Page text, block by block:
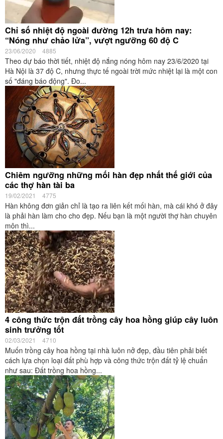
Chỉ số nhiệt độ ngoài đường 12h trưa hôm nay:
“Nóng như chảo lửa”, vượt ngưỡng 60 độ C
23/06/2020 4885
Theo dự báo thời tiết, nhiệt độ nắng nóng hôm nay 23/6/2020 tại
Hà Nội là 37 độ C, nhưng thực tế ngoài trời mức nhiệt lại là một con
số "đáng báo động". Đo...
Chiêm ngưỡng những mối hàn đẹp nhất thế giới của
các thợ hàn tài ba
19/02/2021 4775
Hàn không đơn giản chỉ là tạo ra liên kết mối hàn, mà cái khó ở đây
là phải hàn làm cho cho đẹp. Nếu bạn là một người thợ hàn chuyên
môn thì...
4 công thức trộn đất trồng cây hoa hồng giúp cây luôn
sinh trưởng tốt
02/03/2021 4710
Muốn trồng cây hoa hồng tại nhà luôn nở đẹp, đầu tiên phải biết
cách lựa chọn loại đất phù hợp và công thức trộn đất tỷ lệ chuẩn
như sau: Đất trồng hoa hồng...